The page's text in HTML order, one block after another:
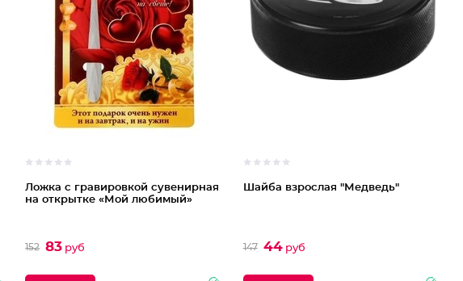
Ложка с гравировкой сувенирная
на открытке «Мой любимый»
152 83 руб
Шайба взрослая "Медведь"
147 44руб